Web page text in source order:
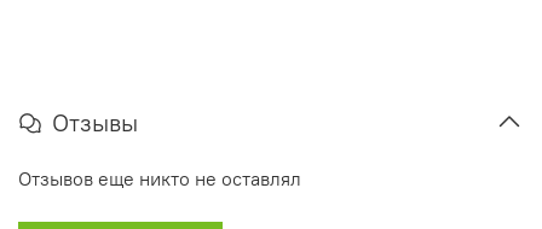
Отзывы
Отзывов еще никто не оставлял